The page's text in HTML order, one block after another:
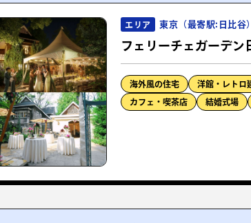
エリア 東京（最寄駅:日比谷）
フェリーチェガーデン
海外風の住宅 洋館・レトロ
カフェ・喫茶店 結婚式場